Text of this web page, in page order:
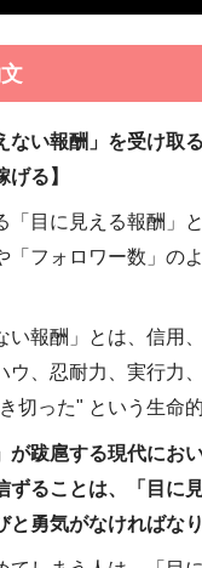
ない報酬」を受け取
る】
「目に見える報酬」
「フォロワー数」の
い報酬」とは、信用
ウ、忍耐力、実行力
切った" という生命
が跋扈する現代にお
ずることは、「目に
と勇気がなければなり